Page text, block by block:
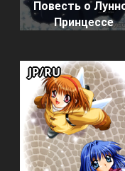
Повесть о
Принцессе
JP/RU